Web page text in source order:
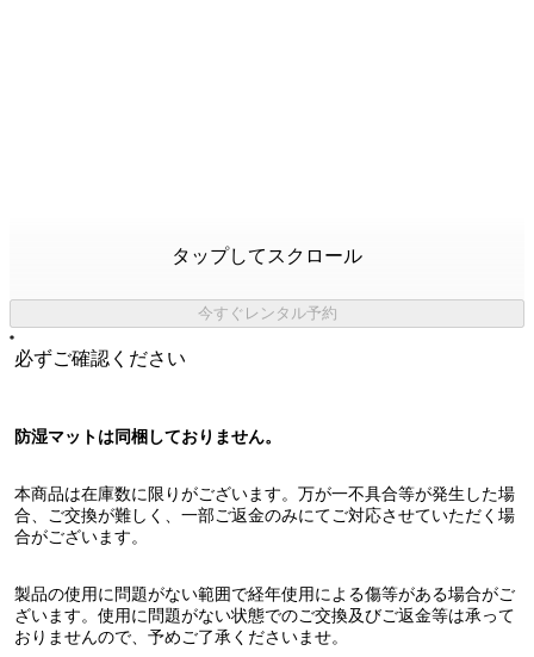
タップしてスクロール
今すぐレンタル予約
必ずご確認ください
防湿マットは同梱しておりません。
本商品は在庫数に限りがございます。万が一不具合等が発生した場
合、ご交換が難しく、一部ご返金のみにてご対応させていただく場
合がございます。
製品の使用に問題がない範囲で経年使用による傷等がある場合がご
ざいます。使用に問題がない状態でのご交換及びご返金等は承って
おりませんので、予めご了承くださいませ。